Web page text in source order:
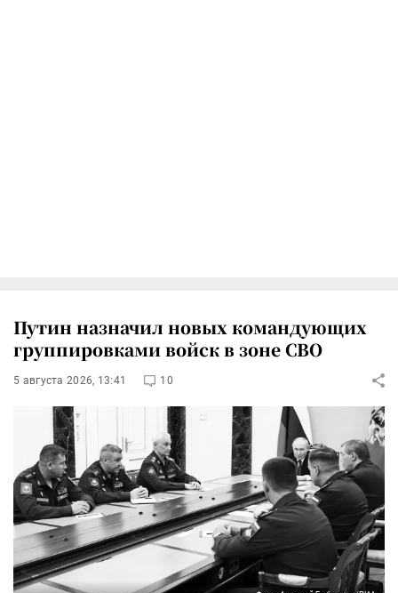
Путин назначил новых командующих
группировками войск в зоне СВО
5 августа 2026, 13:41 10